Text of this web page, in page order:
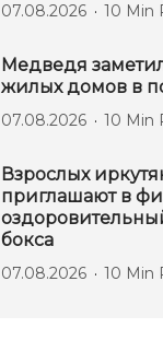
07.08.2026 10 Min
Медведя
жилых домов в
07.08.2026 10 Min
Взрослых
приглашают в
бокса
07.08.2026 10 Min